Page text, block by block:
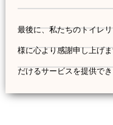
最後に、私たちのトイレ
様に心より感謝申し上げ
だけるサービスを提供で